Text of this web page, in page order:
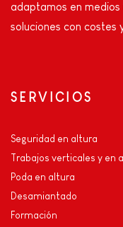
adaptamos en
soluciones con costes
SERVICIOS
Seguridad en altura
Trabajos verticales y en
Poda en altura
Desamiantado
Formación